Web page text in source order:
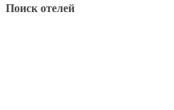
Поиск отелей